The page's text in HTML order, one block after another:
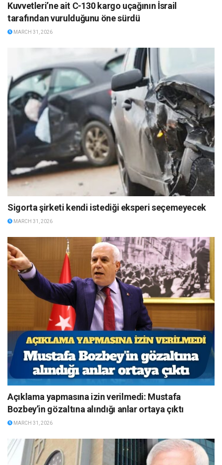
Kuvvetleri’ne ait C-130 kargo uçağının İsrail
tarafından vurulduğunu öne sürdü
MARCH 31, 2026
Sigorta şirketi kendi istediği eksperi seçemeyecek
MARCH 31, 2026
Açıklama yapmasına izin verilmedi: Mustafa
Bozbey’in gözaltına alındığı anlar ortaya çıktı
MARCH 31, 2026